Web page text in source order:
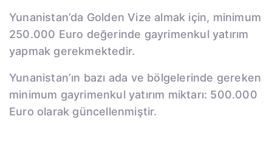
Yunanistan’da Golden Vize almak için, minimum
250.000 Euro değerinde gayrimenkul yatırım
yapmak gerekmektedir.
Yunanistan’ın bazı ada ve bölgelerinde gereken
minimum gayrimenkul yatırım miktarı: 500.000
Euro olarak güncellenmiştir.